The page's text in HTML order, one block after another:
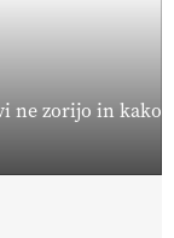
ne zorijo in kako